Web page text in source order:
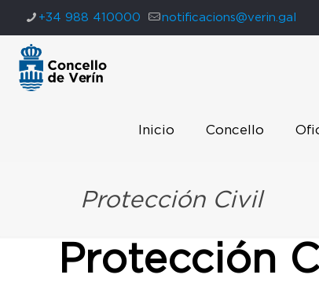
+34 988 410000 notificacions@verin.gal
Inicio Concello
Protección Civil
Protección